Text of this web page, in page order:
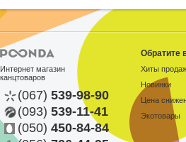
Интернет магазин
канцтоваров
(067) 539-98-90
(093) 539-11-41
(050) 450-84-84
Обратите
Хиты
Новинки
Цена
Экотовары